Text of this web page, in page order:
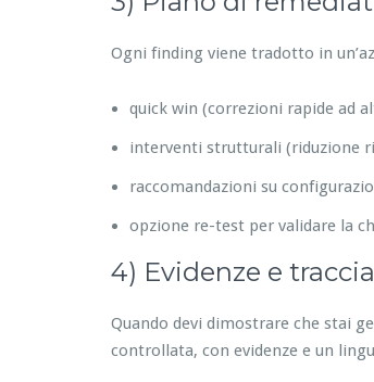
Ogni finding viene tradotto in
quick win (correzioni rapide ad
interventi strutturali (riduzione
raccomandazioni su
opzione re-test per validare la
4) Evidenze e
Quando devi dimostrare che stai
controllata, con evidenze e un